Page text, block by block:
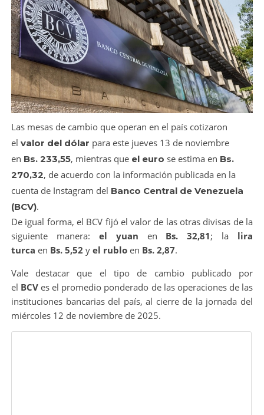
Las mesas de cambio que operan en el país cotizaron
el valor del dólar para este jueves 13 de noviembre
en Bs. 233,55, mientras que el euro se estima en Bs.
270,32, de acuerdo con la información publicada en la
cuenta de Instagram del Banco Central de Venezuela
(BCV).
De igual forma, el BCV fijó el valor de las otras divisas de la
siguiente manera: el yuan en Bs. 32,81; la lira
turca en Bs. 5,52 y el rubloen Bs. 2,87.
Vale destacar que el tipo de cambio publicado por
el BCV es el promedio ponderado de las operaciones de las
instituciones bancarias del país, al cierre de la jornada del
miércoles 12 de noviembre de 2025.